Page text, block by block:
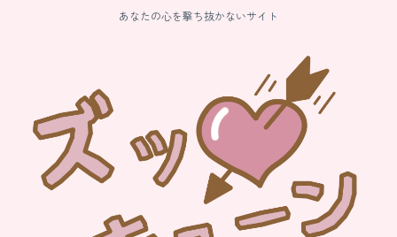
あなたの心を撃ち抜かないサイト